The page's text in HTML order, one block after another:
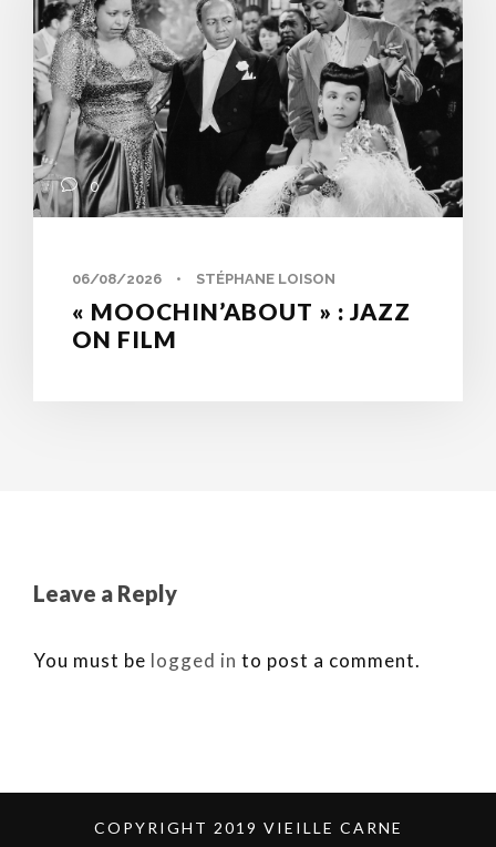
0
06/08/2026 • STÉPHANE LOISON
« MOOCHIN’ABOUT » : JAZZ
ON FILM
Leave a Reply
You must be logged in to post a comment.
COPYRIGHT 2019 VIEILLE CARNE